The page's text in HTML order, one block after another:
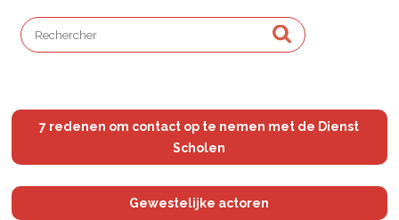
7 redenen om contact op te nemen met de Dienst
Scholen
Gewestelijke actoren